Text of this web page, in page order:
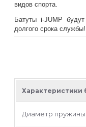
видов спорта.
Батуты i-JUMP
долгого срока службы!
Характеристики
Диаметр пружины